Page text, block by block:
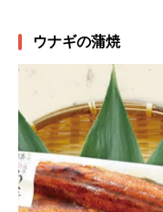
ウナギの蒲焼